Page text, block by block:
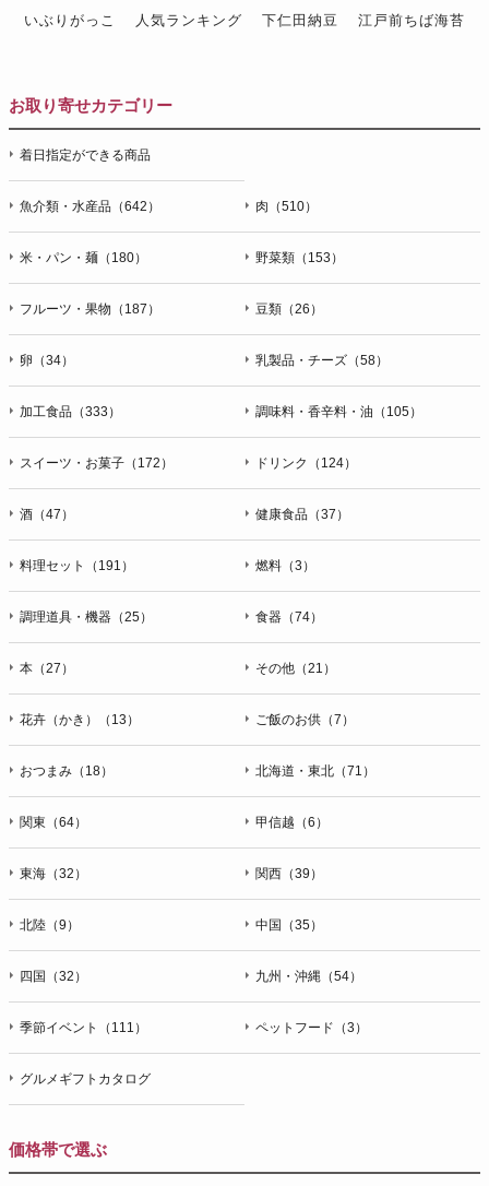
いぶりがっこ
人気ランキング 下仁田納豆
江戸前ちば海苔
お取り寄せカテゴリー
着日指定ができる商品
魚介類・水産品（642） 肉（510）
米・パン・麺（180） 野菜類（153）
フルーツ・果物（187） 豆類（26）
卵（34） 乳製品・チーズ（58）
加工食品（333） 調味料・香辛料・油（105）
スイーツ・お菓子（172） ドリンク（124）
酒（47） 健康食品（37）
料理セット（191） 燃料（3）
調理道具・機器（25） 食器（74）
本（27） その他（21）
花卉（かき）（13） ご飯のお供（7）
おつまみ（18） 北海道・東北（71）
関東（64） 甲信越（6）
東海（32） 関西（39）
北陸（9） 中国（35）
四国（32） 九州・沖縄（54）
季節イベント（111） ペットフード（3）
グルメギフトカタログ
価格帯で選ぶ